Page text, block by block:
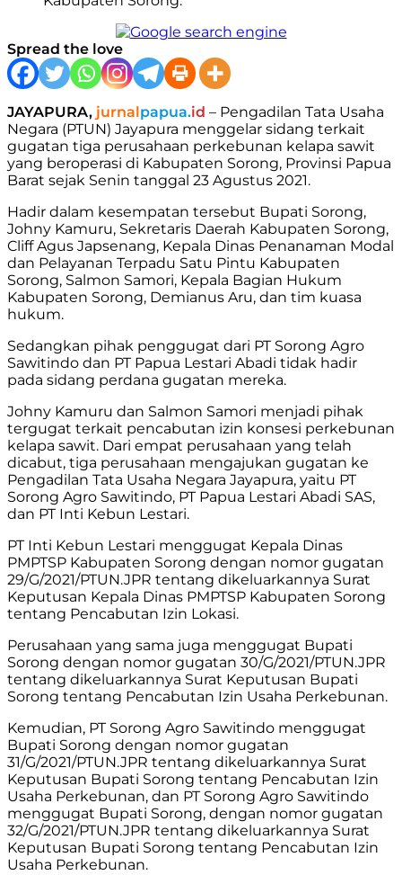
Spread the love
JAYAPURA, jurnalpapua.id – Pengadilan Tata Usaha
Negara (PTUN) Jayapura menggelar sidang terkait
gugatan tiga perusahaan perkebunan kelapa sawit
yang beroperasi di Kabupaten Sorong, Provinsi Papua
Barat sejak Senin tanggal 23 Agustus 2021.
Hadir dalam kesempatan tersebut Bupati Sorong,
Johny Kamuru, Sekretaris Daerah Kabupaten Sorong,
Cliff Agus Japsenang, Kepala Dinas Penanaman Modal
dan Pelayanan Terpadu Satu Pintu Kabupaten
Sorong, Salmon Samori, Kepala Bagian Hukum
Kabupaten Sorong, Demianus Aru, dan tim kuasa
hukum.
Sedangkan pihak penggugat dari PT Sorong Agro
Sawitindo dan PT Papua Lestari Abadi tidak hadir
pada sidang perdana gugatan mereka.
Johny Kamuru dan Salmon Samori menjadi pihak
tergugat terkait pencabutan izin konsesi perkebunan
kelapa sawit. Dari empat perusahaan yang telah
dicabut, tiga perusahaan mengajukan gugatan ke
Pengadilan Tata Usaha Negara Jayapura, yaitu PT
Sorong Agro Sawitindo, PT Papua Lestari Abadi SAS,
dan PT Inti Kebun Lestari.
PT Inti Kebun Lestari menggugat Kepala Dinas
PMPTSP Kabupaten Sorong dengan nomor gugatan
29/G/2021/PTUN.JPR tentang dikeluarkannya Surat
Keputusan Kepala Dinas PMPTSP Kabupaten Sorong
tentang Pencabutan Izin Lokasi.
Perusahaan yang sama juga menggugat Bupati
Sorong dengan nomor gugatan 30/G/2021/PTUN.JPR
tentang dikeluarkannya Surat Keputusan Bupati
Sorong tentang Pencabutan Izin Usaha Perkebunan.
Kemudian, PT Sorong Agro Sawitindo menggugat
Bupati Sorong dengan nomor gugatan
31/G/2021/PTUN.JPR tentang dikeluarkannya Surat
Keputusan Bupati Sorong tentang Pencabutan Izin
Usaha Perkebunan, dan PT Sorong Agro Sawitindo
menggugat Bupati Sorong, dengan nomor gugatan
32/G/2021/PTUN.JPR tentang dikeluarkannya Surat
Keputusan Bupati Sorong tentang Pencabutan Izin
Usaha Perkebunan.